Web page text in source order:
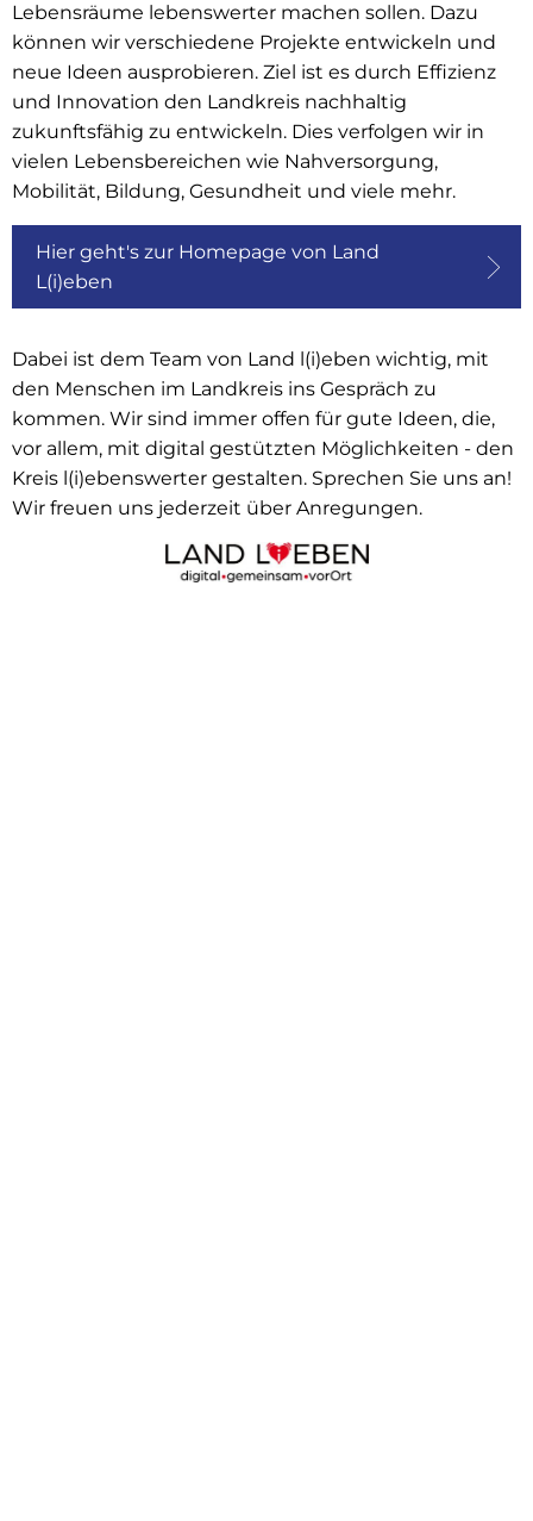
Lebensräume lebenswerter machen sollen. Dazu
können wir verschiedene Projekte entwickeln und
neue Ideen ausprobieren. Ziel ist es durch Effizienz
und Innovation den Landkreis nachhaltig
zukunftsfähig zu entwickeln. Dies verfolgen wir in
vielen Lebensbereichen wie Nahversorgung,
Mobilität, Bildung, Gesundheit und viele mehr.
Hier geht's zur Homepage von Land
L(i)eben
Dabei ist dem Team von Land l(i)eben wichtig, mit
den Menschen im Landkreis ins Gespräch zu
kommen. Wir sind immer offen für gute Ideen, die,
vor allem, mit digital gestützten Möglichkeiten - den
Kreis l(i)ebenswerter gestalten. Sprechen Sie uns an!
Wir freuen uns jederzeit über Anregungen.